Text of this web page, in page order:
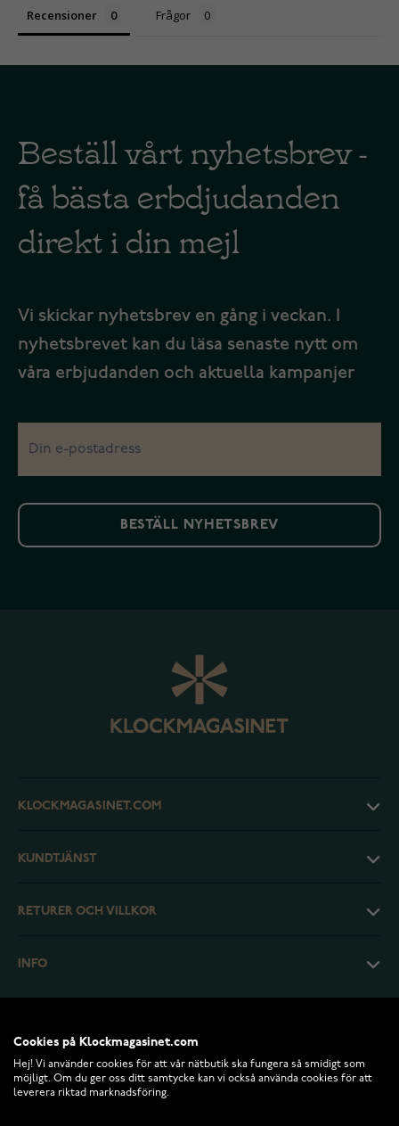
Recensioner Frågor
Beställ vårt nyhetsbrev -
få bästa erbdjudanden
direkt i din mejl
Vi skickar nyhetsbrev en gång i veckan. I
nyhetsbrevet kan du läsa senaste nytt om
våra erbjudanden och aktuella kampanjer
BESTÄLL NYHETSBREV
KLOCKMAGASINET.COM
KUNDTJÄNST
RETURER OCH VILLKOR
INFO
Cookies på Klockmagasinet.com
Hej! Vi använder cookies för att vår nätbutik ska fungera så smidigt som
möjligt. Om du ger oss ditt samtycke kan vi också använda cookies för att
leverera riktad marknadsföring.